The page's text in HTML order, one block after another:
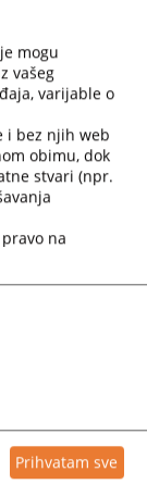
mogu
vašeg
varijable o
i bez njih web
obimu, dok
stvari (npr.
na
Prihvatam sve